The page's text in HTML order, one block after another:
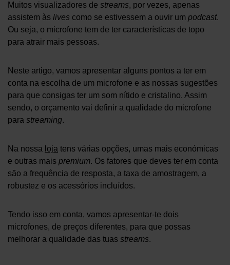
Muitos visualizadores de streams, por vezes, apenas
assistem às lives como se estivessem a ouvir um podcast.
Ou seja, o microfone tem de ter características de topo
para atrair mais pessoas.
Neste artigo, vamos apresentar alguns pontos a ter em
conta na escolha de um microfone e as nossas sugestões
para que consigas ter um som nítido e cristalino. Assim
sendo, o orçamento vai definir a qualidade do microfone
para streaming.
Na nossa loja tens várias opções, umas mais económicas
e outras mais premium. Os fatores que deves ter em conta
são a frequência de resposta, a taxa de amostragem, a
robustez e os acessórios incluídos.
Tendo isso em conta, vamos apresentar-te dois
microfones, de preços diferentes, para que possas
melhorar a qualidade das tuas streams.